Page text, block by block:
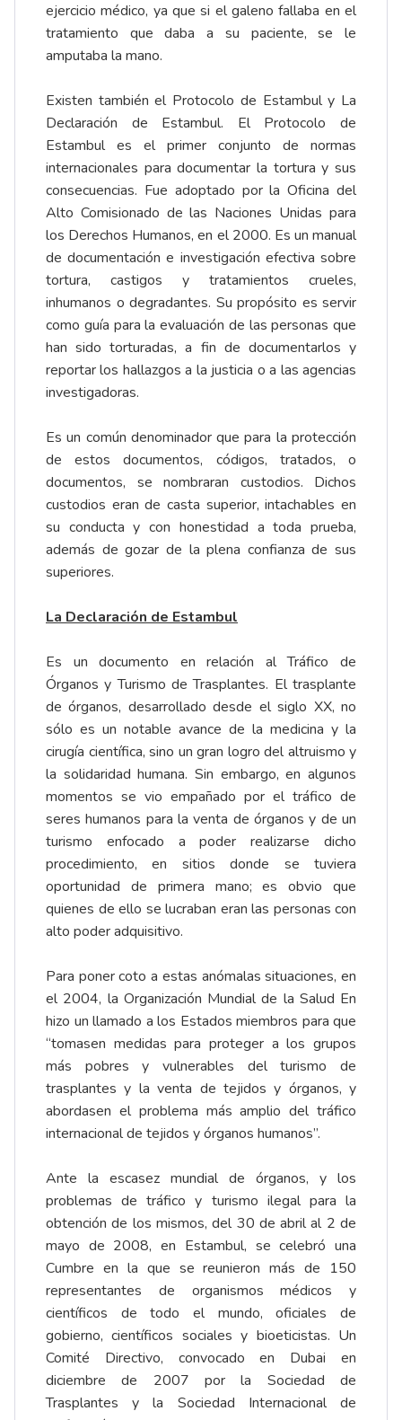
ejercicio médico, ya que si el galeno fallaba en el
tratamiento que daba a su paciente, se le
amputaba la mano.
Existen también el Protocolo de Estambul y La
Declaración de Estambul. El Protocolo de
Estambul es el primer conjunto de normas
internacionales para documentar la tortura y sus
consecuencias. Fue adoptado por la Oficina del
Alto Comisionado de las Naciones Unidas para
los Derechos Humanos, en el 2000. Es un manual
de documentación e investigación efectiva sobre
tortura, castigos y tratamientos crueles,
inhumanos o degradantes. Su propósito es servir
como guía para la evaluación de las personas que
han sido torturadas, a fin de documentarlos y
reportar los hallazgos a la justicia o a las agencias
investigadoras.
Es un común denominador que para la protección
de estos documentos, códigos, tratados, o
documentos, se nombraran custodios. Dichos
custodios eran de casta superior, intachables en
su conducta y con honestidad a toda prueba,
además de gozar de la plena confianza de sus
superiores.
La Declaración de Estambul
Es un documento en relación al Tráfico de
Órganos y Turismo de Trasplantes. El trasplante
de órganos, desarrollado desde el siglo XX, no
sólo es un notable avance de la medicina y la
cirugía científica, sino un gran logro del altruismo y
la solidaridad humana. Sin embargo, en algunos
momentos se vio empañado por el tráfico de
seres humanos para la venta de órganos y de un
turismo enfocado a poder realizarse dicho
procedimiento, en sitios donde se tuviera
oportunidad de primera mano; es obvio que
quienes de ello se lucraban eran las personas con
alto poder adquisitivo.
Para poner coto a estas anómalas situaciones, en
el 2004, la Organización Mundial de la Salud En
hizo un llamado a los Estados miembros para que
“tomasen medidas para proteger a los grupos
más pobres y vulnerables del turismo de
trasplantes y la venta de tejidos y órganos, y
abordasen el problema más amplio del tráfico
internacional de tejidos y órganos humanos”.
Ante la escasez mundial de órganos, y los
problemas de tráfico y turismo ilegal para la
obtención de los mismos, del 30 de abril al 2 de
mayo de 2008, en Estambul, se celebró una
Cumbre en la que se reunieron más de 150
representantes de organismos médicos y
científicos de todo el mundo, oficiales de
gobierno, científicos sociales y bioeticistas. Un
Comité Directivo, convocado en Dubai en
diciembre de 2007 por la Sociedad de
Trasplantes y la Sociedad Internacional de